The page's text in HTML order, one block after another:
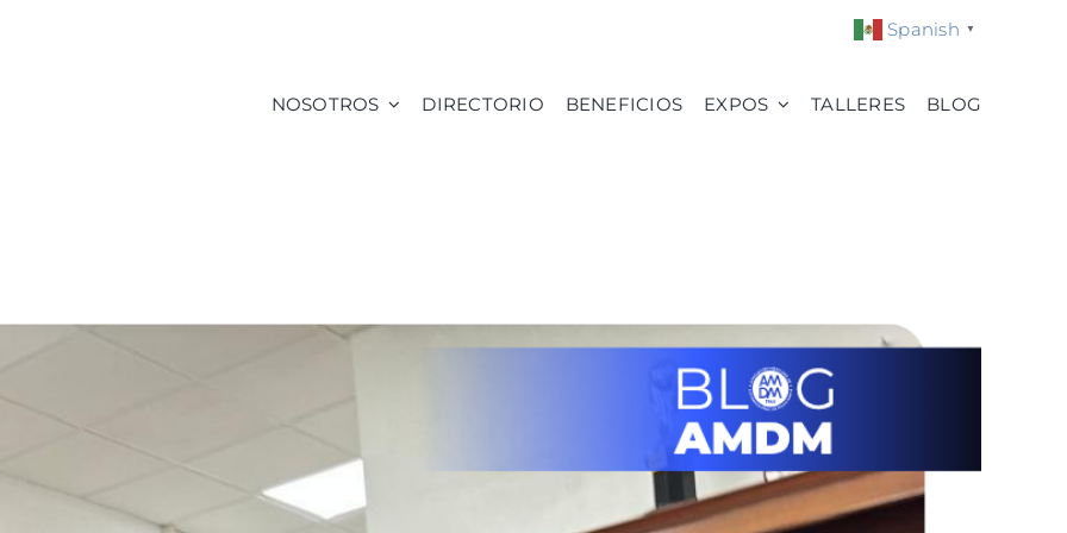
Spanish ▼
NOSOTROS DIRECTORIO BENEFICIOS EXPOS TALLERES BLOG